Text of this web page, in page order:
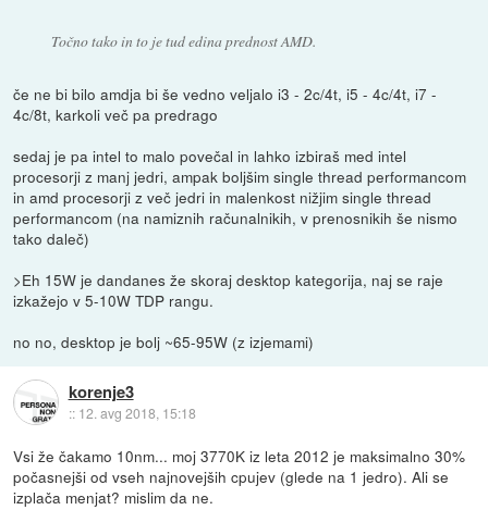
Točno tako in to je tud edina prednost AMD.
če ne bi bilo amdja bi še vedno veljalo i3 - 2c/4t, i5 - 4c/4t, i7 -
4c/8t, karkoli več pa predrago
sedaj je pa intel to malo povečal in lahko izbiraš med intel
procesorji z manj jedri, ampak boljšim single thread performancom
in amd procesorji z več jedri in malenkost nižjim single thread
performancom (na namiznih računalnikih, v prenosnikih še nismo
tako daleč)
>Eh 15W je dandanes že skoraj desktop kategorija, naj se raje
izkažejo v 5-10W TDP rangu.
no no, desktop je bolj ~65-95W (z izjemami)
korenje3
:: 12. avg 2018, 15:18
Vsi že čakamo 10nm... moj 3770K iz leta 2012 je maksimalno 30%
počasnejši od vseh najnovejših cpujev (glede na 1 jedro). Ali se
izplača menjat? mislim da ne.